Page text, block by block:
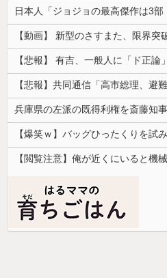
日本人「ジョジョの最高傑作は3
【動画】 新型のさすまた、限界突
【閲覧注意】俺が近くにいると機